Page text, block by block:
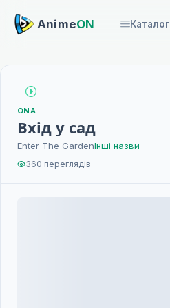
AnimeON Каталог
ONA
Вхід у сад
Enter The GardenІнші назви
360 переглядів